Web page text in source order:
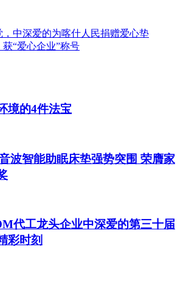
中深爱的为喀什人民捐赠爱心垫
“爱心企业”称号
境的4件法宝
波智能助眠床垫强势突围 荣膺家
代工龙头企业中深爱的第三十届
彩时刻